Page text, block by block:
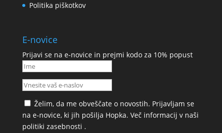
Politika piškotkov
E-novice
Prijavi se na e-novice in prejmi kodo za 10% popust
Želim, da me obveščate o novostih. Prijavljam se
na e-novice, ki jih pošilja Hopka. Več informacij v naši
politiki zasebnosti .